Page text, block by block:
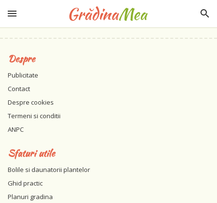
Despre
Publicitate
Contact
Despre cookies
Termeni si conditii
ANPC
Sfaturi utile
Bolile si daunatorii plantelor
Ghid practic
Planuri gradina